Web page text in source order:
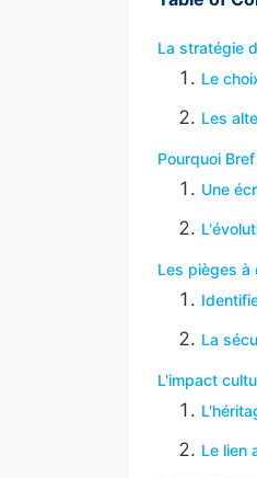
La stratégie
Le
Les
Pourquoi
Une
Les pièges à
La
L'impact
Le lien